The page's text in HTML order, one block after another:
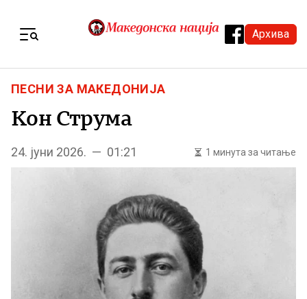
Архива
ПЕСНИ ЗА МАКЕДОНИЈА
Кон Струма
24. јуни 2026. — 01:21 1 минута за читање